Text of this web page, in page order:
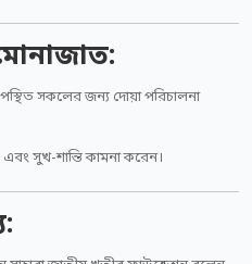
সকলের জন্য দোয়া পরিচালনা
সুখ-শান্তি কামনা করেন।